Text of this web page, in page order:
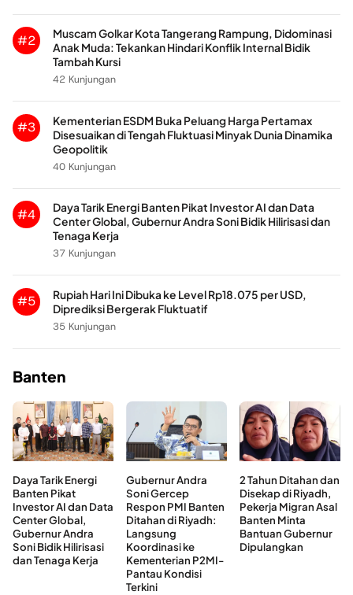
#2
Muscam Golkar Kota Tangerang Rampung, Didominasi
Anak Muda: Tekankan Hindari Konflik Internal Bidik
Tambah Kursi
42 Kunjungan
#3
Kementerian ESDM Buka Peluang Harga Pertamax
Disesuaikan di Tengah Fluktuasi Minyak Dunia Dinamika
Geopolitik
40 Kunjungan
#4
Daya Tarik Energi Banten Pikat Investor AI dan Data
Center Global, Gubernur Andra Soni Bidik Hilirisasi dan
Tenaga Kerja
37 Kunjungan
#5
Rupiah Hari Ini Dibuka ke Level Rp18.075 per USD,
Diprediksi Bergerak Fluktuatif
35 Kunjungan
Banten
Daya Tarik Energi
Banten Pikat
Investor AI dan Data
Center Global,
Gubernur Andra
Soni Bidik Hilirisasi
dan Tenaga Kerja
Gubernur Andra
Soni Gercep
Respon PMI Banten
Ditahan di Riyadh:
Langsung
Koordinasi ke
Kementerian P2MI-
Pantau Kondisi
Terkini
2 Tahun Ditahan dan
Disekap di Riyadh,
Pekerja Migran Asal
Banten Minta
Bantuan Gubernur
Dipulangkan